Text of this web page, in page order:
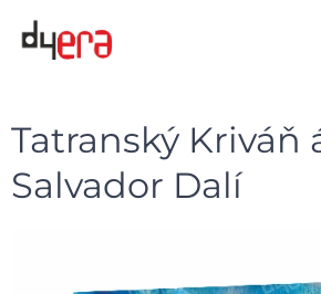
Tatranský Kriváň
Salvador Dalí